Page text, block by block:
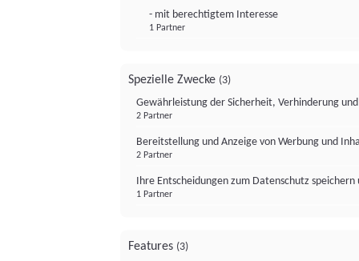
- mit berechtigtem Interesse
1 Partner
Spezielle Zwecke (3)
Gewährleistung der Sicherheit, Verhinderung
2 Partner
Bereitstellung und Anzeige von Werbung und
2 Partner
Ihre Entscheidungen zum Datenschutz
1 Partner
Features (3)